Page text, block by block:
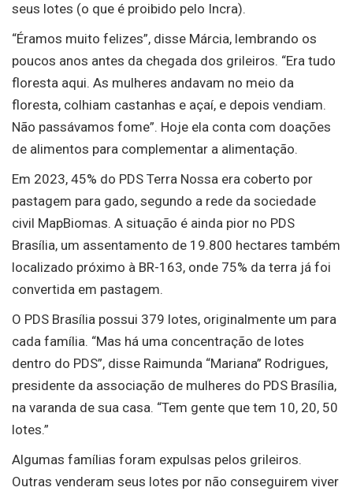
seus lotes (o que é proibido pelo Incra).
“Éramos muito felizes”, disse Márcia, lembrando os
poucos anos antes da chegada dos grileiros. “Era tudo
floresta aqui. As mulheres andavam no meio da
floresta, colhiam castanhas e açaí, e depois vendiam.
Não passávamos fome”. Hoje ela conta com doações
de alimentos para complementar a alimentação.
Em 2023, 45% do PDS Terra Nossa era coberto por
pastagem para gado, segundo a rede da sociedade
civil MapBiomas. A situação é ainda pior no PDS
Brasília, um assentamento de 19.800 hectares também
localizado próximo à BR-163, onde 75% da terra já foi
convertida em pastagem.
O PDS Brasília possui 379 lotes, originalmente um para
cada família. “Mas há uma concentração de lotes
dentro do PDS”, disse Raimunda “Mariana” Rodrigues,
presidente da associação de mulheres do PDS Brasília,
na varanda de sua casa. “Tem gente que tem 10, 20, 50
lotes.”
Algumas famílias foram expulsas pelos grileiros.
Outras venderam seus lotes por não conseguirem viver